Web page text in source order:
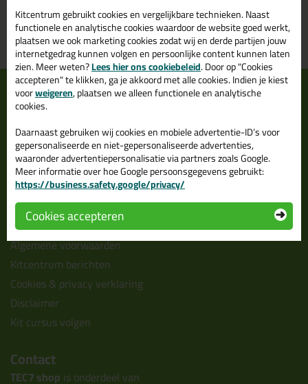
morgen in huis vanaf75,-
Grootste assortiment
uit voorraad leverbaar
PostNL afhaalpunt: kies zelf
wanneer je afhaalt
Informatie
Tips en tricks
Keuzehulpen
Acties
Levertijd & Bezorging
Retourneren & Annuleren
Veel gestelde vragen (FAQ)
Bestelprocedure
Algemene voorwaarden
Kitcentrum berichten
Cookies & privacy verklaring
Disclaimer
Kit cursus volgen
Over ons
Vacatures bij kitcentrum.nl
Over Kitcentrum.nl
Maatschappelijk
Winkelmand
Contact
Leverancier worden?
Contact
TEC7 shop is onderdeel van
Kitcentrum gebruikt cookies en vergelijkbare technieken. Naast
functionele en analytische cookies waardoor de website goed werkt,
plaatsen we ook marketing cookies zodat wij en derde partijen jouw
internetgedrag kunnen volgen en persoonlijke content kunnen laten
zien. Meer weten?Lees hier ons cookiebeleid. Door op "Cookies
accepteren" te klikken, ga je akkoord met alle cookies. Indien je kiest
voorweigeren, plaatsen we alleen functionele en analytische
cookies.
Daarnaast gebruiken wij cookies en mobiele advertentie-ID’s voor
gepersonaliseerde en niet-gepersonaliseerde advertenties,
waaronder advertentiepersonalisatie via partners zoals Google.
Meer informatie over hoe Google persoonsgegevens gebruikt:
https://business.safety.google/privacy/
Cookies accepteren